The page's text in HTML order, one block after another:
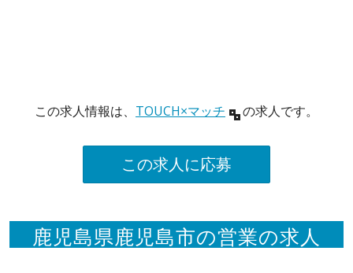
この求人情報は、 TOUCH×マッチ の求人です。
この求人に応募
鹿児島県鹿児島市の営業の求人